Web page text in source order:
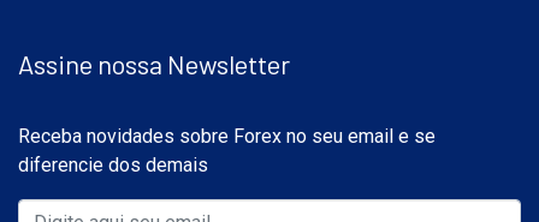
Assine nossa Newsletter
Receba novidades sobre Forex no seu email e se
diferencie dos demais